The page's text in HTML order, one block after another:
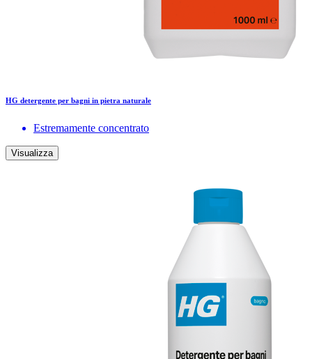
HG detergente per bagni in pietra naturale
Estremamente concentrato
Visualizza